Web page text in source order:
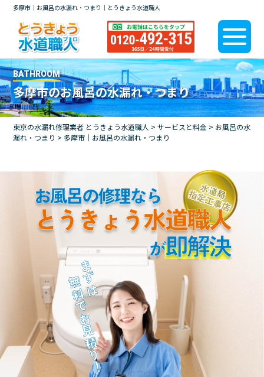
多摩市｜お風呂の水漏れ・つまり｜とうきょう水道職人
BATHROOM
多摩市のお風呂の水漏れ・つまり
東京の水漏れ修理業者 とうきょう水道職人 >サービスと料金 > お風呂の水
漏れ・つまり >多摩市｜お風呂の水漏れ・つまり
まずは
無料でお見積り！
お風呂の修理なら
とうきょう水道職人
が即解決